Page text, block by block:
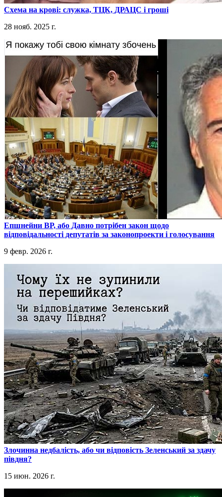
​Схема на крові: служка, ТЦК, ДРАЦС і гроші
28 нояб. 2025 г.
​Епшнейни ВР, або Давно потрібен закон щодо
відповідальності депутатів за законопроекти і голосування
9 февр. 2026 г.
​Злочинна недбалість, або чи відповість Зеленський за здачу
півдня?
15 июн. 2026 г.